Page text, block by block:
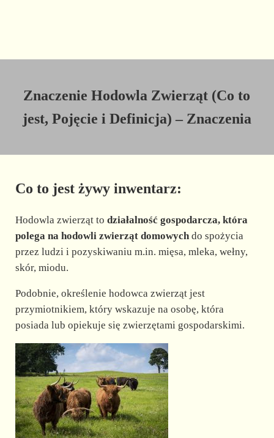
Znaczenie Hodowla Zwierząt (Co to
jest, Pojęcie i Definicja) – Znaczenia
Co to jest żywy inwentarz:
Hodowla zwierząt to działalność gospodarcza, która
polega na hodowli zwierząt domowychdo spożycia
przez ludzi i pozyskiwaniu m.in. mięsa, mleka, wełny,
skór, miodu.
Podobnie, określenie hodowca zwierząt jest
przymiotnikiem, który wskazuje na osobę, która
posiada lub opiekuje się zwierzętami gospodarskimi.